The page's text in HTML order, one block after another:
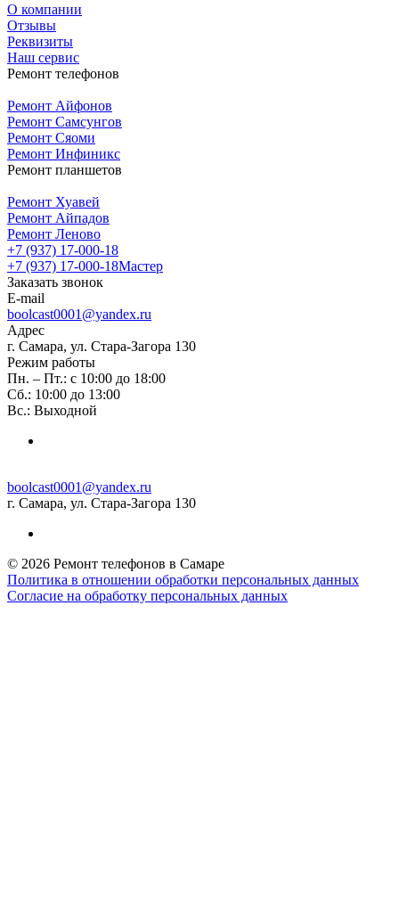
О компании
Отзывы
Реквизиты
Наш сервис
Ремонт телефонов
Ремонт Айфонов
Ремонт Самсунгов
Ремонт Сяоми
Ремонт Инфиникс
Ремонт планшетов
Ремонт Хуавей
Ремонт Айпадов
Ремонт Леново
+7 (937) 17-000-18
+7 (937) 17-000-18Мастер
Заказать звонок
E-mail
boolcast0001@yandex.ru
Адрес
г. Самара, ул. Стара-Загора 130
Режим работы
Пн. – Пт.: с 10:00 до 18:00
Сб.: 10:00 до 13:00
Вс.: Выходной
boolcast0001@yandex.ru
г. Самара, ул. Стара-Загора 130
© 2026 Ремонт телефонов в Самаре
Политика в отношении обработки персональных данных
Согласие на обработку персональных данных